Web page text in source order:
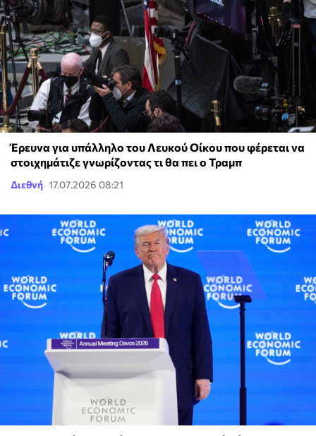
Έρευνα για υπάλληλο του Λευκού Οίκου που φέρεται να
στοιχημάτιζε γνωρίζοντας τι θα πει ο Τραμπ
Διεθνή 17.07.2026 08:21